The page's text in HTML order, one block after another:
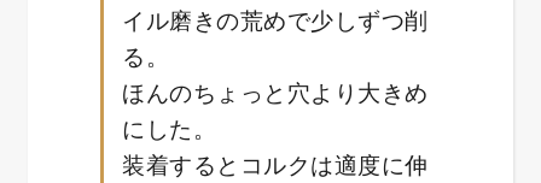
イル磨きの荒めで少しずつ削
る。
ほんのちょっと穴より大きめ
にした。
装着するとコルクは適度に伸